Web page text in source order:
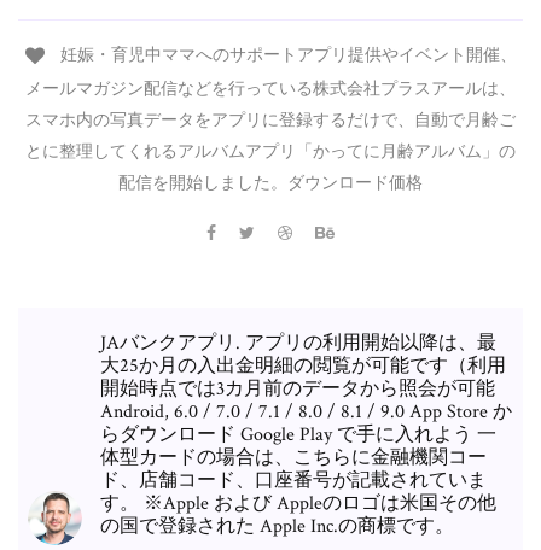
妊娠・育児中ママへのサポートアプリ提供やイベント開催、
メールマガジン配信などを行っている株式会社プラスアールは、
スマホ内の写真データをアプリに登録するだけで、自動で月齢ご
とに整理してくれるアルバムアプリ「かってに月齢アルバム」の
配信を開始しました。ダウンロード価格
JAバンクアプリ. アプリの利用開始以降は、最
大25か月の入出金明細の閲覧が可能です（利用
開始時点では3カ月前のデータから照会が可能
Android, 6.0 / 7.0 / 7.1 / 8.0 / 8.1 / 9.0 App Store か
らダウンロード Google Play で手に入れよう 一
体型カードの場合は、こちらに金融機関コー
ド、店舗コード、口座番号が記載されていま
す。 ※Apple および Appleのロゴは米国その他
の国で登録された Apple Inc.の商標です。